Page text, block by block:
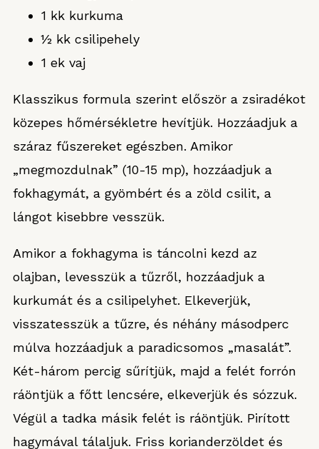
1 kk kurkuma
½ kk csilipehely
1 ek vaj
Klasszikus formula szerint először a zsiradékot
közepes hőmérsékletre hevítjük. Hozzáadjuk a
száraz fűszereket egészben. Amikor
„megmozdulnak” (10-15 mp), hozzáadjuk a
fokhagymát, a gyömbért és a zöld csilit, a
lángot kisebbre vesszük.
Amikor a fokhagyma is táncolni kezd az
olajban, levesszük a tűzről, hozzáadjuk a
kurkumát és a csilipelyhet. Elkeverjük,
visszatesszük a tűzre, és néhány másodperc
múlva hozzáadjuk a paradicsomos „masalát”.
Két-három percig sűrítjük, majd a felét forrón
ráöntjük a főtt lencsére, elkeverjük és sózzuk.
Végül a tadka másik felét is ráöntjük. Pirított
hagymával tálaljuk. Friss korianderzöldet és